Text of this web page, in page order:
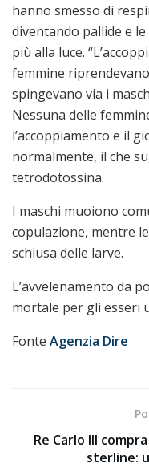
hanno smesso di
diventando pallide e
più alla luce.
femmine
spingevano via i
Nessuna delle
l’accoppiamento e il
normalmente, il che
tetrodotossina.
I maschi muoiono
copulazione, mentre
schiusa delle larve.
L’avvelenamento da
mortale per gli esseri
Fonte Agenzia Dire
Re Carlo III
sterline: